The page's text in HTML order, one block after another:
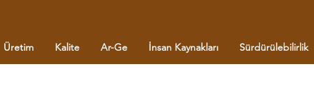
Üretim Kalite Ar-Ge İnsan Kaynakları Sürdürülebilirlik